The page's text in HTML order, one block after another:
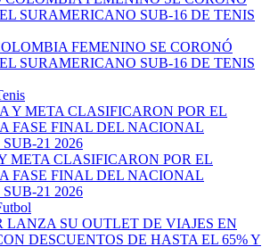
FEMENINO SE CORONÓ
SURAMERICANO SUB-16 DE TENIS
META CLASIFICARON POR EL
FASE FINAL DEL NACIONAL
21 2026